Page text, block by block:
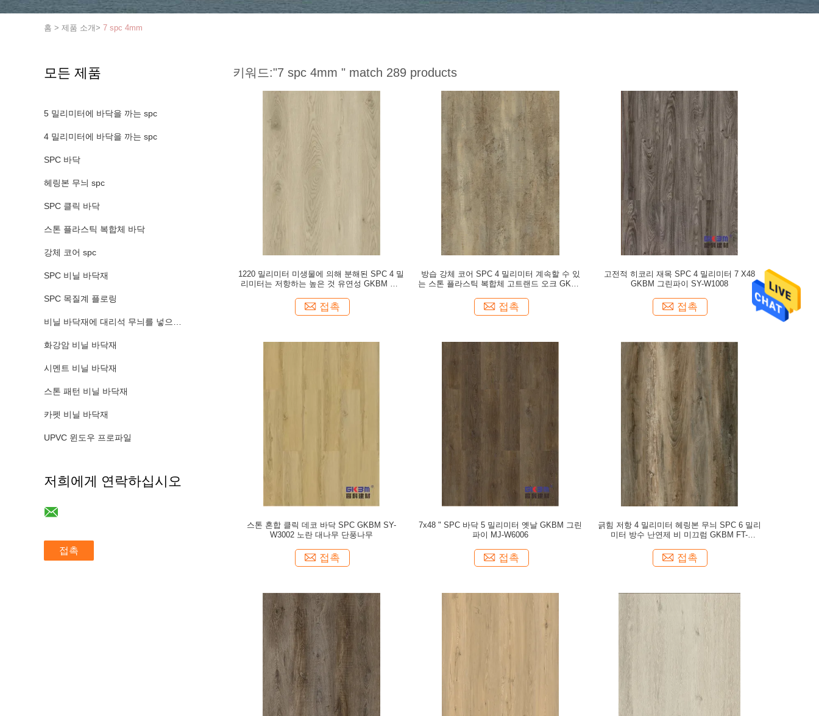
홈 > 제품 소개> 7 spc 4mm
모든 제품
5 밀리미터에 바닥을 까는 spc
4 밀리미터에 바닥을 까는 spc
SPC 바닥
헤링본 무늬 spc
SPC 클릭 바닥
스톤 플라스틱 복합체 바닥
강체 코어 spc
SPC 비닐 바닥재
SPC 목질계 플로링
비닐 바닥재에 대리석 무늬를 넣으세요
화강암 비닐 바닥재
시멘트 비닐 바닥재
스톤 패턴 비닐 바닥재
카펫 비닐 바닥재
UPVC 윈도우 프로파일
저희에게 연락하십시오
접촉
키워드:"7 spc 4mm " match 289 products
1220 밀리미터 미생물에 의해 분해된 SPC 4 밀
리미터는 저항하는 높은 것 유연성 GKBM FT-
접촉
방습 강체 코어 SPC 4 밀리미터 계속할 수 있
는 스톤 플라스틱 복합체 고트랜드 오크 GKBM
접촉
고전적 히코리 재목 SPC 4 밀리미터 7 X48
GKBM 그린파이 SY-W1008
접촉
스톤 혼합 클릭 데코 바닥 SPC GKBM SY-
W3002 노란 대나무 단풍나무
접촉
7x48 " SPC 바닥 5 밀리미터 옛날 GKBM 그린
파이 MJ-W6006
접촉
긁힘 저항 4 밀리미터 헤링본 무늬 SPC 6 밀리
미터 방수 난연제 비 미끄럼 GKBM FT-
접촉